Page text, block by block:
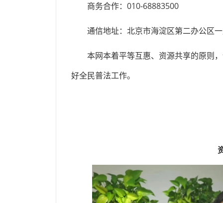
商务合作：010-68883500
通信地址：北京市海淀区第二办公区
本网本着平等互惠、资源共享的原则，
好全民普法工作。